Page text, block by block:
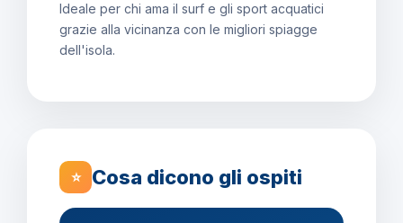
Ideale per chi ama il surf e gli sport acquatici
grazie alla vicinanza con le migliori spiagge
dell'isola.
⭐ Cosa dicono gli ospiti